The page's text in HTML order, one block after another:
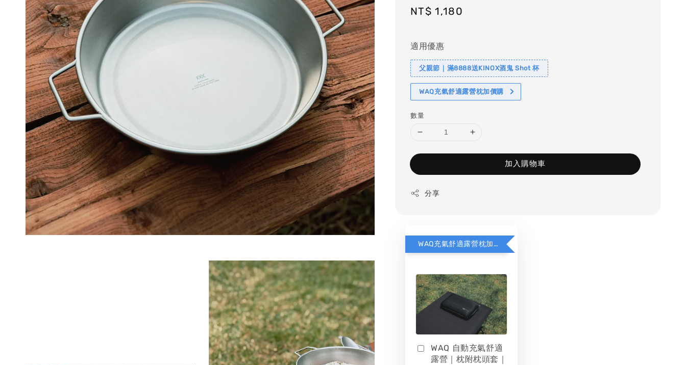
Regular
NT$ 1,180
適用優惠
父親節｜滿8888送KINOX酒鬼 Shot 杯
WAQ充氣舒適露營枕加價購
數量
加入購物車
分享
WAQ充氣舒適露營枕加價購
WAQ 自動充氣舒適
露營｜枕附枕頭套｜